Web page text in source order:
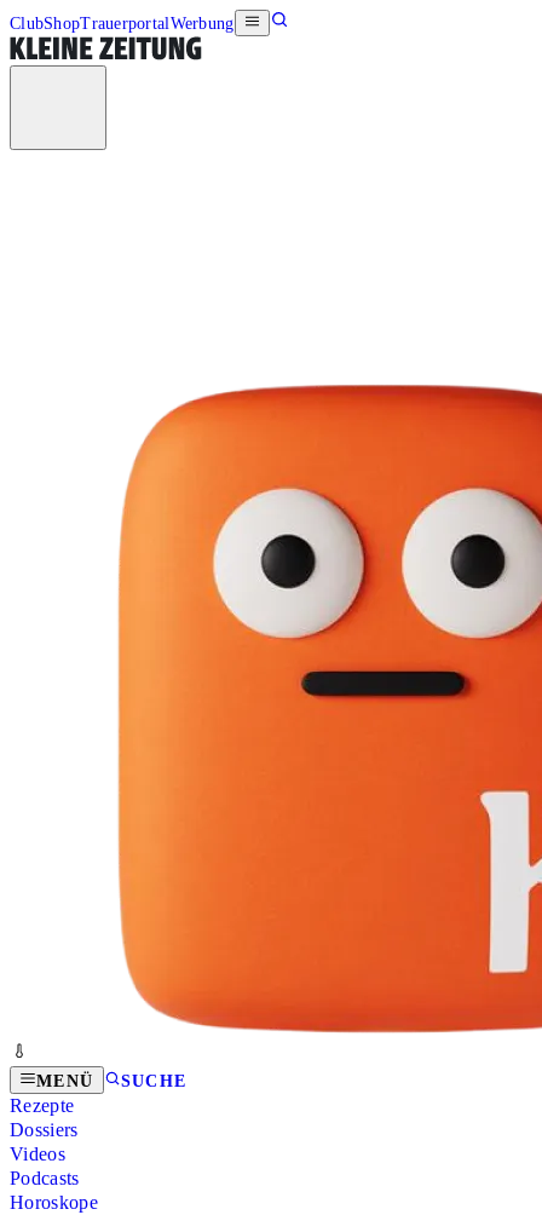
ClubShopTrauerportalWerbung
MENÜ SUCHE
Rezepte
Dossiers
Videos
Podcasts
Horoskope